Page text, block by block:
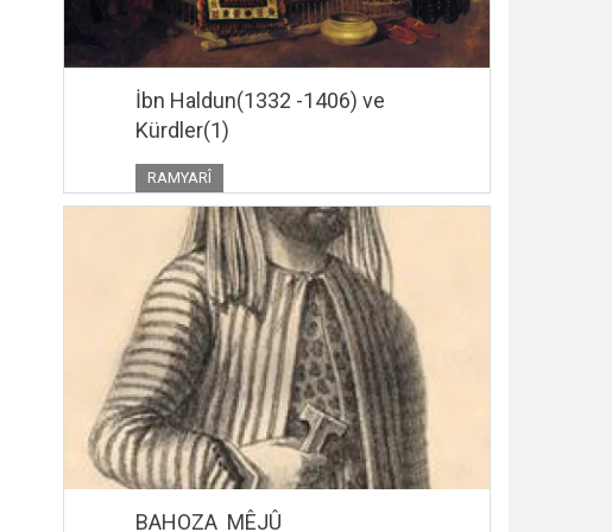
İbn Haldun(1332 -1406) ve
Kürdler(1)
RAMYARÎ
BAHOZA MÊJÛ